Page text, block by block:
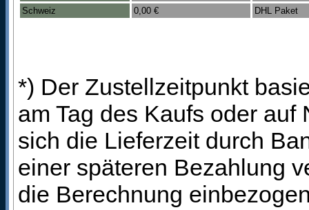
Schweiz
0,00 € DHL Paket
*) Der Zustellzeitpunkt
am Tag des Kaufs oder
sich die Lieferzeit durch
einer späteren Bezahlung
die Berechnung